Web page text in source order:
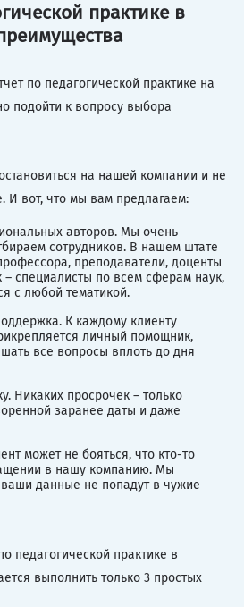
практике в
по педагогической практике на
подойти к вопросу выбора
на нашей компании и не
И вот, что мы вам предлагаем:
авторов. Мы очень
сотрудников. В нашем штате
преподаватели, доценты
– специалисты по всем сферам наук,
с любой тематикой.
К каждому клиенту
личный помощник,
все вопросы вплоть до дня
Никаких просрочек – только
заранее даты и даже
может не бояться, что кто-то
в нашу компанию. Мы
ваши данные не попадут в чужие
педагогической практике в
выполнить только 3 простых